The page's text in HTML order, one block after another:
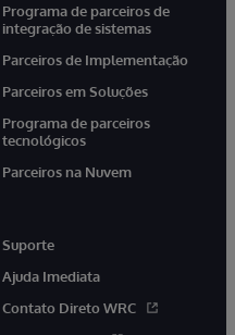
Programa de parceiros de
integração de sistemas
Parceiros de Implementação
Parceiros em Soluções
Programa de parceiros
tecnológicos
Parceiros na Nuvem
Suporte
Ajuda Imediata
Contato Direto WRC